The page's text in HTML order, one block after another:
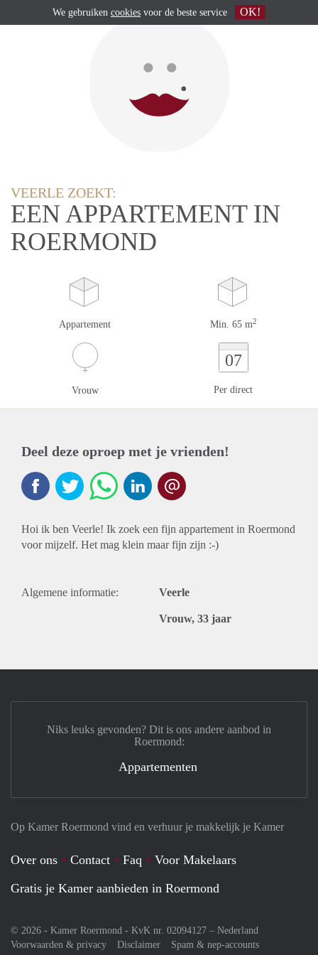
VEERLE ZOEKT:
EEN APPARTEMENT IN
ROERMOND
Appartement Min. 65 m2
Vrouw
07
Per direct
Deel deze oproep met je vrienden!
Hoi ik ben Veerle! Ik zoek een fijn appartement in Roermond
voor mijzelf. Het mag klein maar fijn zijn :-)
Algemene informatie: Veerle
Vrouw, 33 jaar
Op Kamer Roermond vind en verhuur je makkelijk je Kamer
Over ons Contact Faq
Voor Makelaars
Gratis je Kamer aanbieden in Roermond
© 2026 - Kamer Roermond - KvK nr. 02094127 – Nederland
Voorwaarden & privacy
Disclaimer
Spam & nep-accounts
Niks leuks gevonden? Dit is ons andere aanbod in
Roermond:
Appartementen
We gebruiken cookies voor de beste service OK!